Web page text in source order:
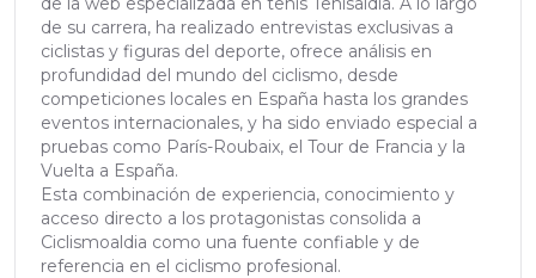
de su carrera, ha realizado entrevistas exclusivas a
ciclistas y figuras del deporte, ofrece análisis en
profundidad del mundo del ciclismo, desde
competiciones locales en España hasta los grandes
eventos internacionales, y ha sido enviado especial a
pruebas como París-Roubaix, el Tour de Francia y la
Vuelta a España.
Esta combinación de experiencia, conocimiento y
acceso directo a los protagonistas consolida a
Ciclismoaldia como una fuente confiable y de
referencia en el ciclismo profesional.